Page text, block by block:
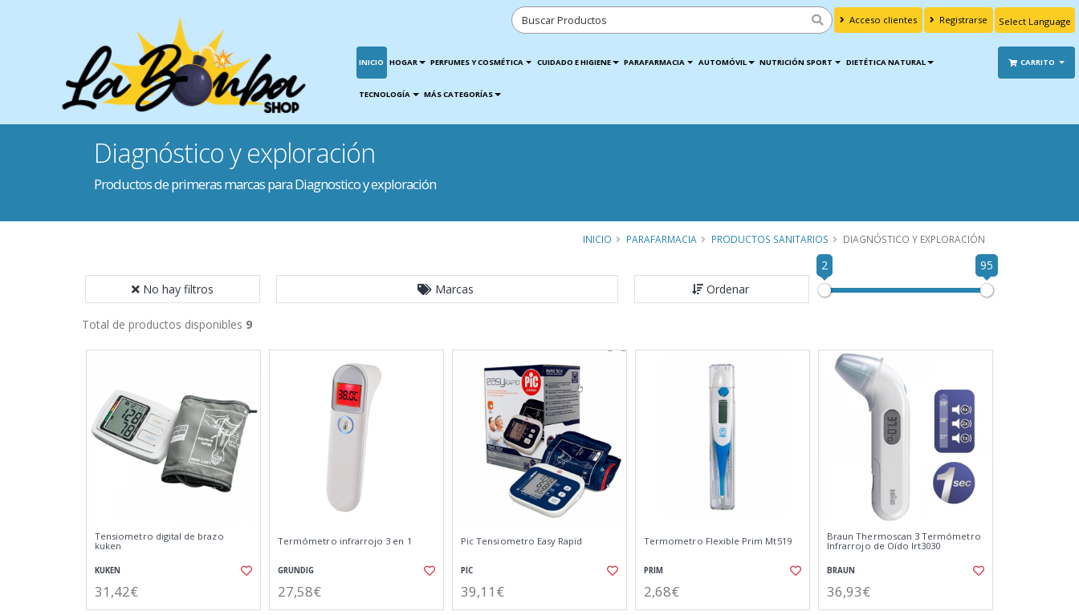
Acceso clientes Registrarse
Translate
INICIO HOGAR PERFUMES Y COSMÉTICA CUIDADO E HIGIENE PARAFARMACIA AUTOMÓVIL NUTRICIÓN SPORT DIETÉTICA NATURAL
TECNOLOGÍA MÁS CATEGORÍAS
CARRITO
Diagnóstico y exploración
Productos de primeras marcas para Diagnostico y exploración
INICIO PARAFARMACIA PRODUCTOS SANITARIOS DIAGNÓSTICO Y EXPLORACIÓN
No hay filtros Marcas Ordenar
2 95
Total de productos disponibles 9
Tensiometro digital de brazo
kuken
KUKEN
31,42€
Termómetro infrarrojo 3 en 1
GRUNDIG
27,58€
Pic Tensiometro Easy Rapid
PIC
39,11€
Termometro Flexible Prim Mt519
PRIM
2,68€
Braun Thermoscan 3 Termómetro
Infrarrojo de Oído Irt3030
BRAUN
36,93€